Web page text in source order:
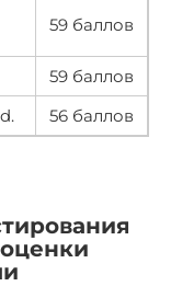
59 баллов
59 баллов
56 баллов